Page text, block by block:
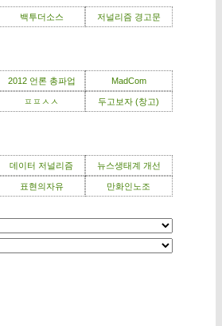
백투더소스 저널리즘 경고문
2012 언론 총파업 MadCom
ㅍㅍㅅㅅ 두고보자 (창고)
데이터 저널리즘 뉴스생태계 개선
표현의자유 만화인노조